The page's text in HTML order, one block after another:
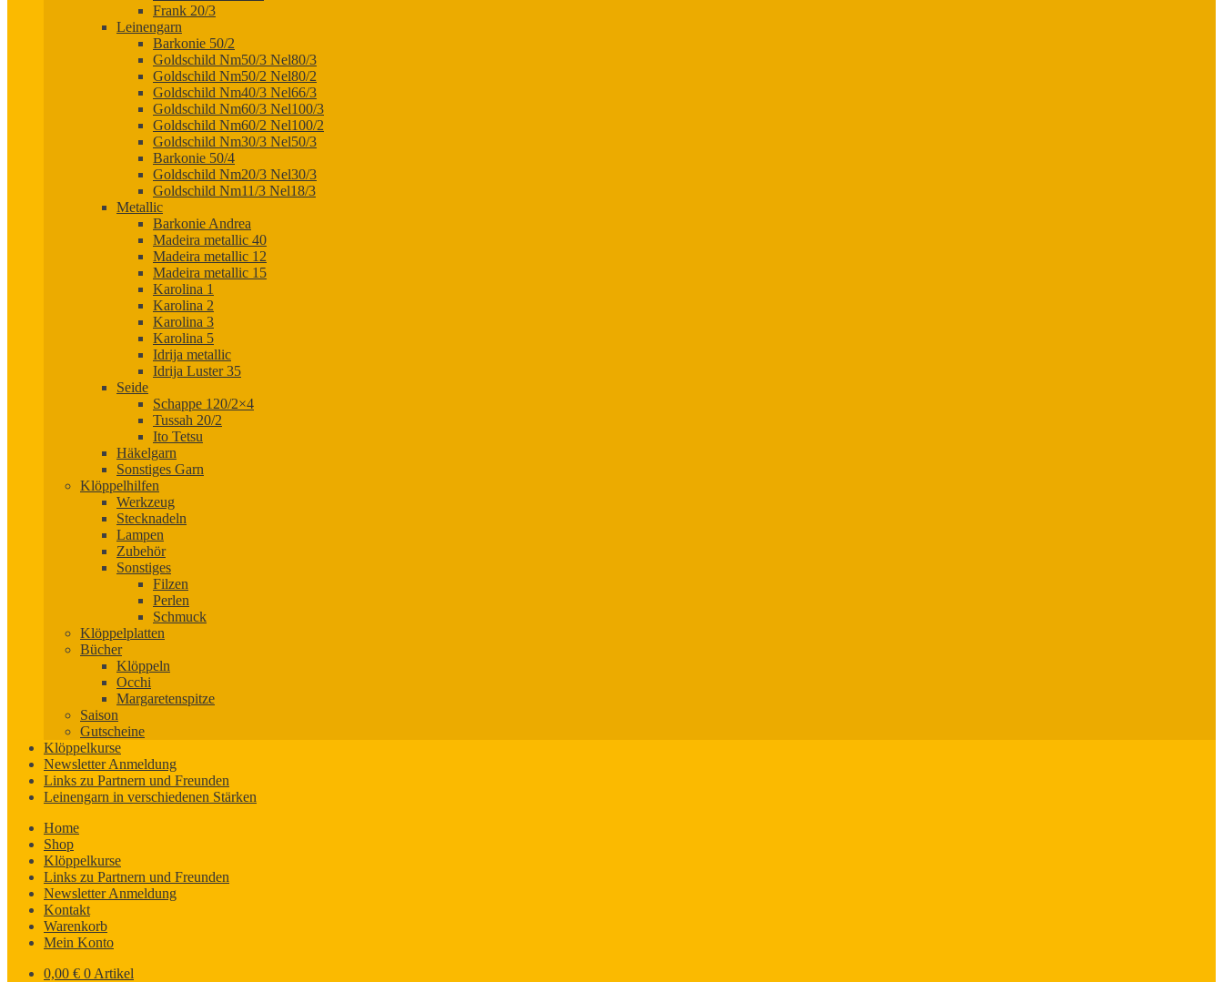
Frank 20/3
Leinengarn
Barkonie 50/2
Goldschild Nm50/3 Nel80/3
Goldschild Nm50/2 Nel80/2
Goldschild Nm40/3 Nel66/3
Goldschild Nm60/3 Nel100/3
Goldschild Nm60/2 Nel100/2
Goldschild Nm30/3 Nel50/3
Barkonie 50/4
Goldschild Nm20/3 Nel30/3
Goldschild Nm11/3 Nel18/3
Metallic
Barkonie Andrea
Madeira metallic 40
Madeira metallic 12
Madeira metallic 15
Karolina 1
Karolina 2
Karolina 3
Karolina 5
Idrija metallic
Idrija Luster 35
Seide
Schappe 120/2×4
Tussah 20/2
Ito Tetsu
Häkelgarn
Sonstiges Garn
Klöppelhilfen
Werkzeug
Stecknadeln
Lampen
Zubehör
Sonstiges
Filzen
Perlen
Schmuck
Klöppelplatten
Bücher
Klöppeln
Occhi
Margaretenspitze
Saison
Gutscheine
Klöppelkurse
Newsletter Anmeldung
Links zu Partnern und Freunden
Leinengarn in verschiedenen Stärken
Home
Shop
Klöppelkurse
Links zu Partnern und Freunden
Newsletter Anmeldung
Kontakt
Warenkorb
Mein Konto
0,00 € 0 Artikel